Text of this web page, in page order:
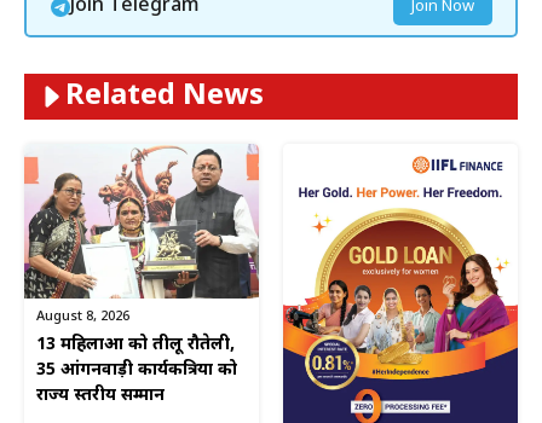
Join Telegram Join Now
Related News
August 8, 2026
13 महिलाओं को तीलू रौतेली,
35 आंगनवाड़ी कार्यकत्रियों को
राज्य स्तरीय सम्मान